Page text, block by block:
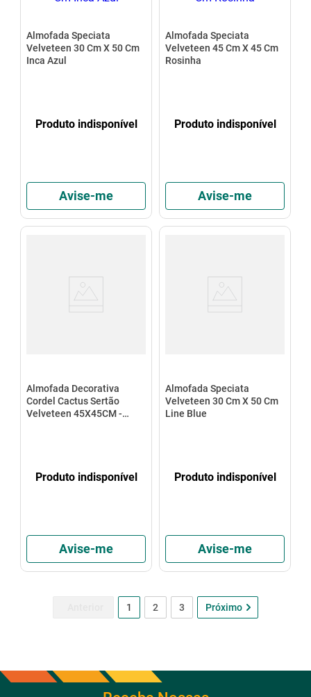
Almofada Speciata
Velveteen 30 Cm X 50 Cm
Inca Azul
Produto indisponível
Avise-me
Almofada Speciata
Velveteen 45 Cm X 45 Cm
Rosinha
Produto indisponível
Avise-me
Almofada Decorativa
Cordel Cactus Sertão
Velveteen 45X45CM -
Produto indisponível
Avise-me
Almofada Speciata
Velveteen 30 Cm X 50 Cm
Line Blue
Produto indisponível
Avise-me
1 2 3